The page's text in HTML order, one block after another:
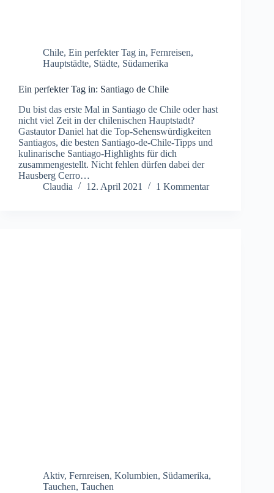
Chile, Ein perfekter Tag in, Fernreisen,
Hauptstädte, Städte, Südamerika
Ein perfekter Tag in: Santiago de Chile
Du bist das erste Mal in Santiago de Chile oder hast
nicht viel Zeit in der chilenischen Hauptstadt?
Gastautor Daniel hat die Top-Sehenswürdigkeiten
Santiagos, die besten Santiago-de-Chile-Tipps und
kulinarische Santiago-Highlights für dich
zusammengestellt. Nicht fehlen dürfen dabei der
Hausberg Cerro…
Claudia
12. April 2021 1 Kommentar
Aktiv, Fernreisen, Kolumbien, Südamerika,
Tauchen, Tauchen